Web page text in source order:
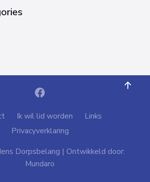
Ik wil lid worden
Links
Privacyverklaring
Dorpsbelang | Ontwikkeld door:
Mundaro